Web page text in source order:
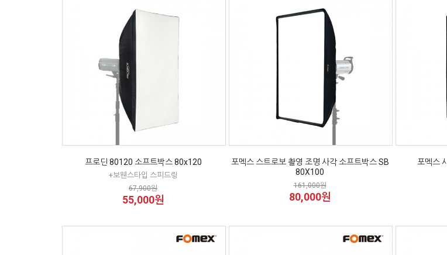
프로딘 80120 소프트박스 80x120
+보웬스타입 스피드링
67,900원
55,000원
포멕스 스트로보 촬영 조명 사각 소프트박스 SB
80X100
161,000원
80,000원
포멕스